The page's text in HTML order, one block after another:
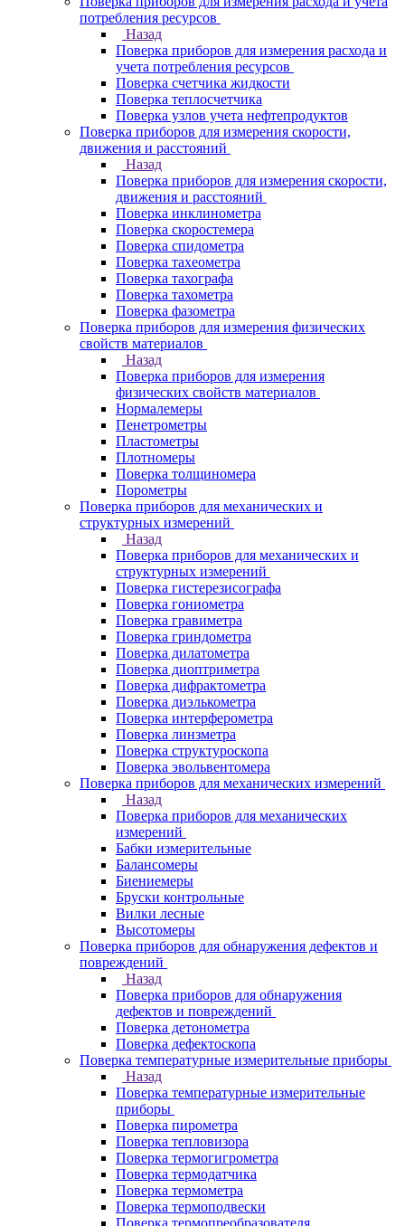
потребления ресурсов
Назад
Поверка приборов для измерения расхода и
учета потребления ресурсов
Поверка счетчика жидкости
Поверка теплосчетчика
Поверка узлов учета нефтепродуктов
Поверка приборов для измерения скорости,
движения и расстояний
Назад
Поверка приборов для измерения скорости,
движения и расстояний
Поверка инклинометра
Поверка скоростемера
Поверка спидометра
Поверка тахеометра
Поверка тахографа
Поверка тахометра
Поверка фазометра
Поверка приборов для измерения физических
свойств материалов
Назад
Поверка приборов для измерения
физических свойств материалов
Нормалемеры
Пенетрометры
Пластометры
Плотномеры
Поверка толщиномера
Порометры
Поверка приборов для механических и
структурных измерений
Назад
Поверка приборов для механических и
структурных измерений
Поверка гистерезисографа
Поверка гониометра
Поверка гравиметра
Поверка гриндометра
Поверка дилатометра
Поверка диоптриметра
Поверка дифрактометра
Поверка диэлькометра
Поверка интерферометра
Поверка линзметра
Поверка структуроскопа
Поверка эвольвентомера
Поверка приборов для механических измерений
Назад
Поверка приборов для механических
измерений
Бабки измерительные
Балансомеры
Биениемеры
Бруски контрольные
Вилки лесные
Высотомеры
Поверка приборов для обнаружения дефектов и
повреждений
Назад
Поверка приборов для обнаружения
дефектов и повреждений
Поверка детонометра
Поверка дефектоскопа
Поверка температурные измерительные приборы
Назад
Поверка температурные измерительные
приборы
Поверка пирометра
Поверка тепловизора
Поверка термогигрометра
Поверка термодатчика
Поверка термометра
Поверка термоподвески
Поверка термопреобразователя